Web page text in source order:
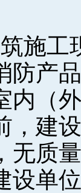
筑施
防产
内（
，建
无质
设单